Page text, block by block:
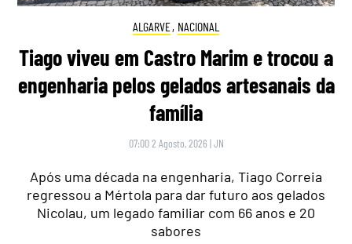
ALGARVE, NACIONAL
Tiago viveu em Castro Marim e trocou a
engenharia pelos gelados artesanais da
família
07:00 2 Agosto, 2026 |JN
Após uma década na engenharia, Tiago Correia
regressou a Mértola para dar futuro aos gelados
Nicolau, um legado familiar com 66 anos e 20
sabores